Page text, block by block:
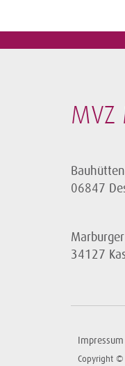
MVZ
06847
34127
Impressum
Copyright ©